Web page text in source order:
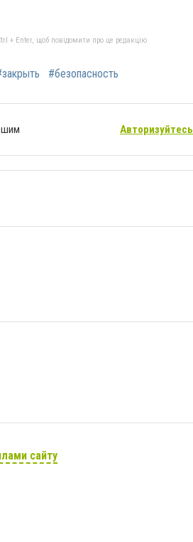
+ Enter, щоб повідомити про це редакцію
#безопасность
Авторизуйтесь
сайту